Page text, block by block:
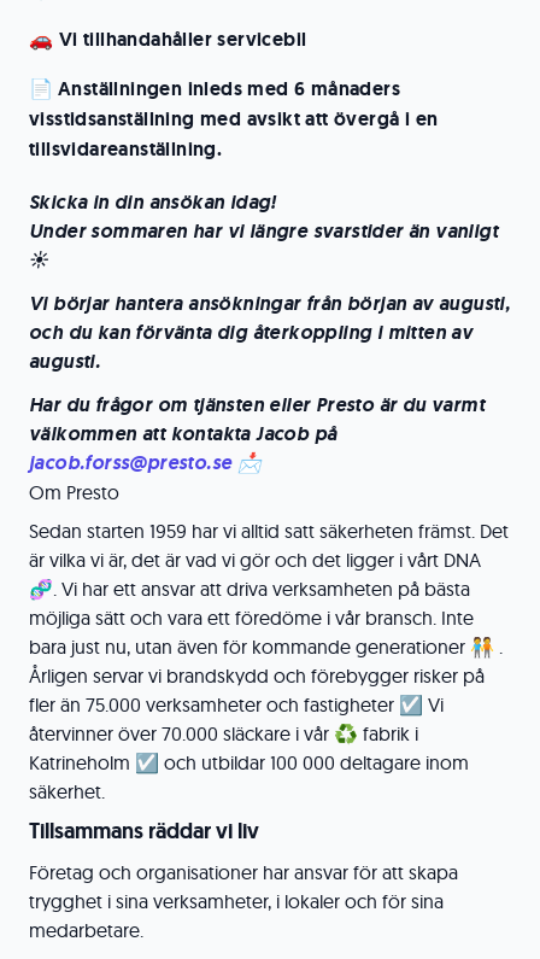
🚗 Vi tillhandahåller servicebil
📄 Anställningen inleds med 6 månaders
visstidsanställning med avsikt att övergå i en
tillsvidareanställning.
Skicka in din ansökan idag!
Under sommaren har vi längre svarstider än vanligt
☀️
Vi börjar hantera ansökningar från början av augusti,
och du kan förvänta dig återkoppling i mitten av
augusti.
Har du frågor om tjänsten eller Presto är du varmt
välkommen att kontakta Jacob på
jacob.forss@presto.se 📩
Om Presto
Sedan starten 1959 har vi alltid satt säkerheten främst. Det
är vilka vi är, det är vad vi gör och det ligger i vårt DNA
🧬. Vi har ett ansvar att driva verksamheten på bästa
möjliga sätt och vara ett föredöme i vår bransch. Inte
bara just nu, utan även för kommande generationer 🧑‍🤝‍🧑 .
Årligen servar vi brandskydd och förebygger risker på
fler än 75.000 verksamheter och fastigheter ☑️ Vi
återvinner över 70.000 släckare i vår ♻️ fabrik i
Katrineholm ☑️ och utbildar 100 000 deltagare inom
säkerhet.
Tillsammans räddar vi liv
Företag och organisationer har ansvar för att skapa
trygghet i sina verksamheter, i lokaler och för sina
medarbetare.